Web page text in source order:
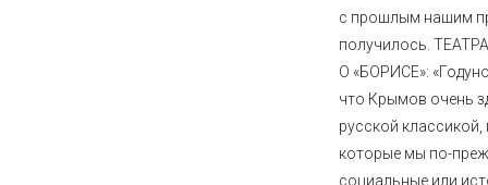
с прошлым нашим
получилось.
О «БОРИСЕ»:
что Крымов очень
русской классикой,
которые мы по-
социальные или